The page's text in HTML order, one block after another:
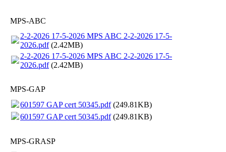
MPS-ABC
2-2-2026 17-5-2026 MPS ABC 2-2-2026 17-5-
2026.pdf(2.42MB)
2-2-2026 17-5-2026 MPS ABC 2-2-2026 17-5-
2026.pdf(2.42MB)
MPS-GAP
601597 GAP cert 50345.pdf(249.81KB)
601597 GAP cert 50345.pdf(249.81KB)
MPS-GRASP